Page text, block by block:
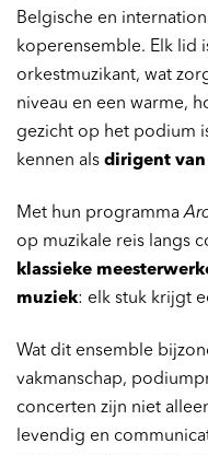
Belgische en
koperensemble. Elk lid
orkestmuzikant, wat
niveau en een warme,
gezicht op het podium
kennen als dirigent van
Met hun programma
op muzikale reis langs
klassieke
muziek: elk stuk krijgt
Wat dit ensemble
vakmanschap,
concerten zijn niet
levendig en